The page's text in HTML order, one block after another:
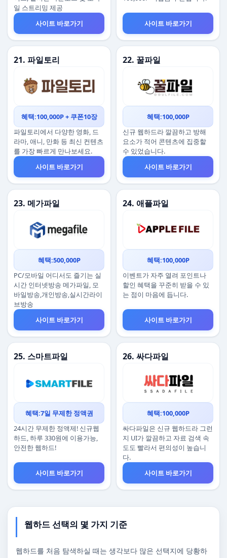
일 스트리밍 제공
사이트 바로가기
사이트 바로가기
21. 파일토리
혜택:100,000P + 쿠폰10장
파일토리에서 다양한 영화, 드
라마, 애니, 만화 등 최신 컨텐츠
를 가장 빠르게 만나보세요.
사이트 바로가기
22. 꿀파일
혜택:100,000P
신규 웹하드라 깔끔하고 방해
요소가 적어 콘텐츠에 집중할
수 있었습니다.
사이트 바로가기
23. 메가파일
혜택:500,000P
PC/모바일 어디서도 즐기는 실
시간 인터넷방송 메가파일, 모
바일방송,개인방송,실시간라이
브방송
사이트 바로가기
24. 애플파일
혜택:100,000P
이벤트가 자주 열려 포인트나
할인 혜택을 꾸준히 받을 수 있
는 점이 마음에 듭니다.
사이트 바로가기
25. 스마트파일
혜택:7일 무제한 정액권
24시간 무제한 정액제! 신규웹
하드, 하루 330원에 이용가능,
안전한 웹하드!
사이트 바로가기
26. 싸다파일
혜택:100,000P
싸다파일은 신규 웹하드라 그런
지 UI가 깔끔하고 자료 검색 속
도도 빨라서 편의성이 높습니
다.
사이트 바로가기
웹하드 선택의 몇 가지 기준
웹하드를 처음 탐색하실 때는 생각보다 많은 선택지에 당황하